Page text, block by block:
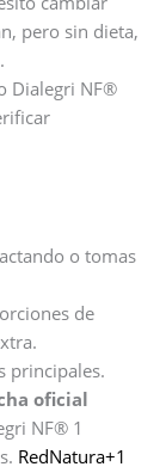
pero sin dieta,
Dialegri NF®
o tomas
de
principales.
oficial
NF® 1
RedNatura+1